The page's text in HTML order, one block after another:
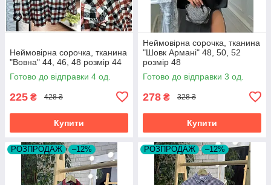
Неймовірна сорочка, тканина
"Вовна" 44, 46, 48 розмір 44
Готово до відправки 4 од.
225 ₴ 428 ₴
Купити
Неймовірна сорочка, тканина
"Шовк Армані" 48, 50, 52
розмір 48
Готово до відправки 3 од.
278 ₴ 328 ₴
Купити
РОЗПРОДАЖ –12% РОЗПРОДАЖ –12%